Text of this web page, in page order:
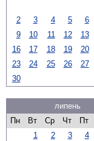
2
3 4 5 6
9
10 11 12 13
16
17 18 19 20
23
24 25 26 27
30
липень
Пн
Вт Ср Чт Пт
1
2 3 4